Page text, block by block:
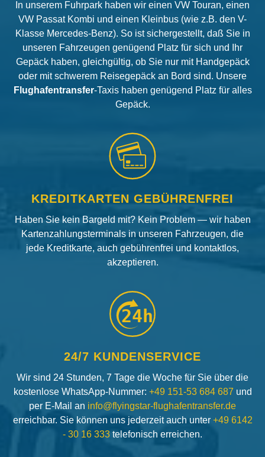
In unserem Fuhrpark haben wir einen VW Touran, einen
VW Passat Kombi und einen Kleinbus (wie z.B. den V-
Klasse Mercedes-Benz). So ist sichergestellt, daß Sie in
unseren Fahrzeugen genügend Platz für sich und Ihr
Gepäck haben, gleichgültig, ob Sie nur mit Handgepäck
oder mit schwerem Reisegepäck an Bord sind. Unsere
Flughafentransfer-Taxis haben genügend Platz für alles
Gepäck.
KREDITKARTEN GEBÜHRENFREI
Haben Sie kein Bargeld mit? Kein Problem — wir haben
Kartenzahlungsterminals in unseren Fahrzeugen, die
jede Kreditkarte, auch gebührenfrei und kontaktlos,
akzeptieren.
24h
24/7 KUNDENSERVICE
Wir sind 24 Stunden, 7 Tage die Woche für Sie über die
kostenlose WhatsApp-Nummer: +49 151-53 684 687 und
per E-Mail an info@flyingstar-flughafentransfer.de
erreichbar. Sie können uns jederzeit auch unter +49 6142
- 30 16 333 telefonisch erreichen.